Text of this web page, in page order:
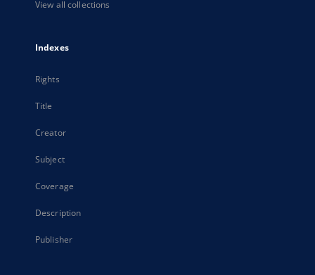
View all collections
Indexes
Rights
Title
Creator
Subject
Coverage
Description
Publisher